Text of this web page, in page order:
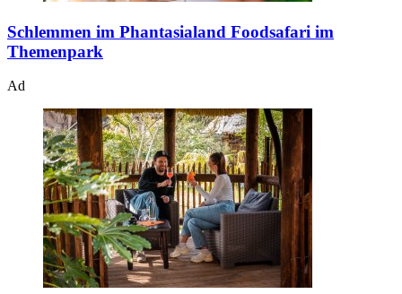
Schlemmen im Phantasialand Foodsafari im
Themenpark
Ad